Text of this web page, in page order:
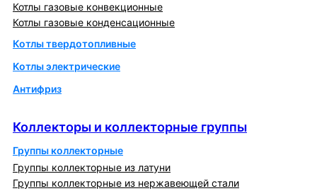
Котлы газовые конвекционные
Котлы газовые конденсационные
Котлы твердотопливные
Котлы электрические
Антифриз
Коллекторы и коллекторные группы
Группы коллекторные
Группы коллекторные из латуни
Группы коллекторные из нержавеющей стали